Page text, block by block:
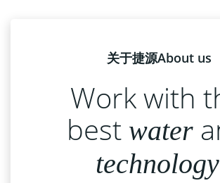
关于捷源About us
Work with
best water
technology